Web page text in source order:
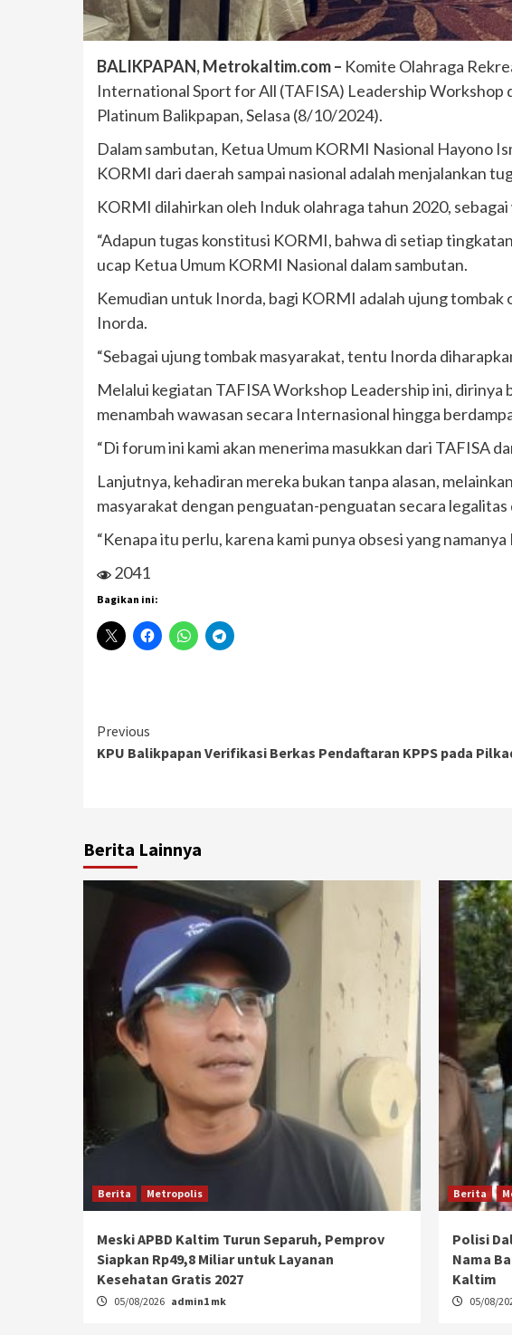
BALIKPAPAN, Metrokaltim.com – Komite Olahraga
International Sport for All (TAFISA) Leadership
Platinum Balikpapan, Selasa (8/10/2024).
Dalam sambutan, Ketua Umum KORMI Nasional Hayono
KORMI dari daerah sampai nasional adalah menjalankan
KORMI dilahirkan oleh Induk olahraga tahun 2020,
“Adapun tugas konstitusi KORMI, bahwa di setiap
ucap Ketua Umum KORMI Nasional dalam sambutan.
Kemudian untuk Inorda, bagi KORMI adalah ujung
Inorda.
“Sebagai ujung tombak masyarakat, tentu Inorda
Melalui kegiatan TAFISA Workshop Leadership ini,
menambah wawasan secara Internasional hingga
“Di forum ini kami akan menerima masukkan dari TAFISA
Lanjutnya, kehadiran mereka bukan tanpa alasan,
masyarakat dengan penguatan-penguatan secara
“Kenapa itu perlu, karena kami punya obsesi yang
2041
Bagikan ini:
Continue
Reading
Previous
KPU Balikpapan Verifikasi Berkas Pendaftaran KPPS pada
Berita Lainnya
Berita Metropolis
Meski APBD Kaltim Turun Separuh, Pemprov
Siapkan Rp49,8 Miliar untuk Layanan
Kesehatan Gratis 2027
05/08/2026 admin1 mk
Berita
Polisi
Nama
Kaltim
05/08/